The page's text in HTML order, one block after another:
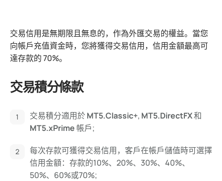
交易信用是無期限且無息的，作為外匯交易的權益。當您
向帳戶充值資金時，您將獲得交易信用，信用金額最高可
達存款的 70%。
交易積分條款
交易積分適用於MT5.Classic+, MT5.DirectFX和
MT5.xPrime 帳戶;
每次存款可獲得交易信用，客戶在帳戶儲值時可選擇
信用金額：存款的10%、20%、30%、40%、
50%、60%或70%;